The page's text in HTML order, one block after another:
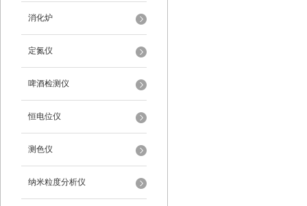
消化炉
定氮仪
啤酒检测仪
恒电位仪
测色仪
纳米粒度分析仪